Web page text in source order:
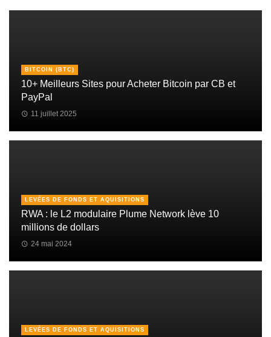
BITCOIN (BTC)
10+ Meilleurs Sites pour Acheter Bitcoin par CB et
PayPal
11 juillet 2025
LEVÉES DE FONDS ET AQUISITIONS
RWA : le L2 modulaire Plume Network lève 10
millions de dollars
24 mai 2024
LEVÉES DE FONDS ET AQUISITIONS